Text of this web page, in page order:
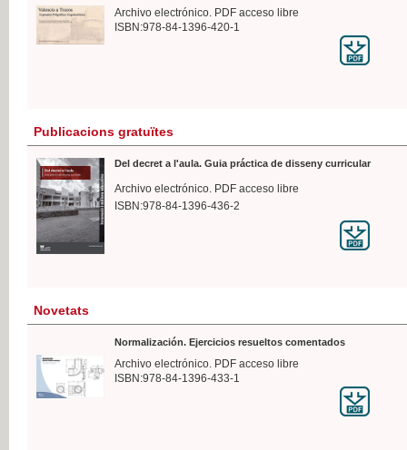
Archivo electrónico. PDF acceso libre
ISBN:978-84-1396-420-1
Publicacions gratuïtes
Del decret a l'aula. Guia práctica de disseny curricular
Archivo electrónico. PDF acceso libre
ISBN:978-84-1396-436-2
Novetats
Normalización. Ejercicios resueltos comentados
Archivo electrónico. PDF acceso libre
ISBN:978-84-1396-433-1